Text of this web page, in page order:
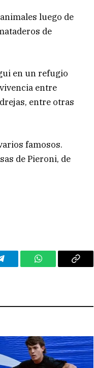
luego de
de
en un refugio
entre
entre otras
famosos.
de Pieroni, de
Telegram WhatsAppCopy